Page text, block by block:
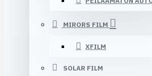
MIRORS FILM
XFILM
SOLAR FILM